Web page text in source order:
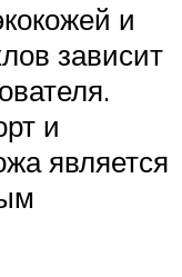
и
зависит
и
является